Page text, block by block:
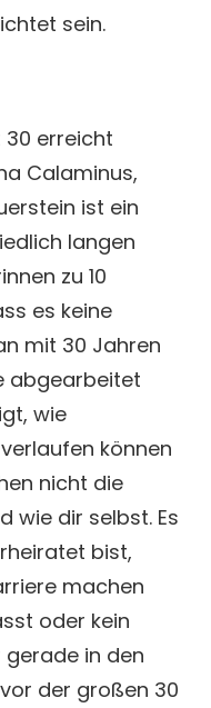
sein.
30 erreicht
Calaminus,
ist ein
langen
zu 10
es keine
mit 30 Jahren
abgearbeitet
wie
können
nicht die
wie dir selbst. Es
bist,
machen
oder kein
gerade in den
der großen 30